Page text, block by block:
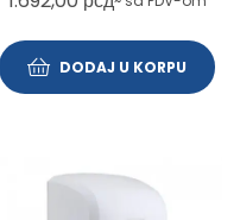
DODAJ U KORPU